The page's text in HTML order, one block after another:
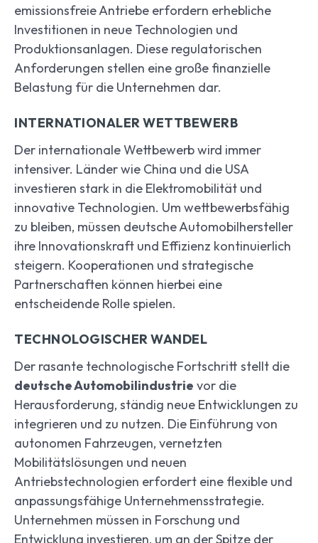
emissionsfreie Antriebe erfordern erhebliche
Investitionen in neue Technologien und
Produktionsanlagen. Diese regulatorischen
Anforderungen stellen eine große finanzielle
Belastung für die Unternehmen dar.
INTERNATIONALER WETTBEWERB
Der internationale Wettbewerb wird immer
intensiver. Länder wie China und die USA
investieren stark in die Elektromobilität und
innovative Technologien. Um wettbewerbsfähig
zu bleiben, müssen deutsche Automobilhersteller
ihre Innovationskraft und Effizienz kontinuierlich
steigern. Kooperationen und strategische
Partnerschaften können hierbei eine
entscheidende Rolle spielen.
TECHNOLOGISCHER WANDEL
Der rasante technologische Fortschritt stellt die
deutsche Automobilindustrie vor die
Herausforderung, ständig neue Entwicklungen zu
integrieren und zu nutzen. Die Einführung von
autonomen Fahrzeugen, vernetzten
Mobilitätslösungen und neuen
Antriebstechnologien erfordert eine flexible und
anpassungsfähige Unternehmensstrategie.
Unternehmen müssen in Forschung und
Entwicklung investieren, um an der Spitze der